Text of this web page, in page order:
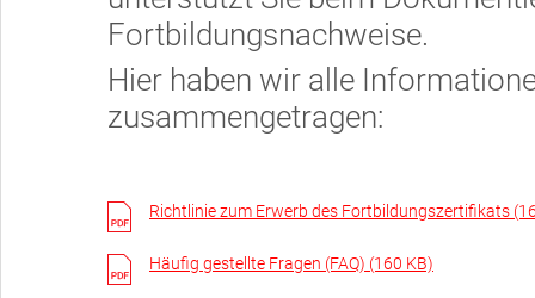
Fortbildungsnachweise.
Hier haben wir alle
zusammengetragen:
Richtlinie zum Erwerb des Fortbildungszertifikats
Häufig gestellte Fragen (FAQ) (160 KB)